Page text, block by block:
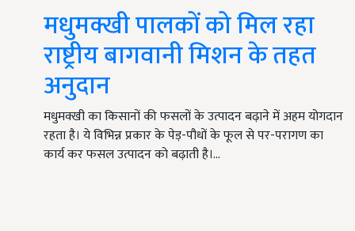
मधुमक्खी पालकों को मिल रहा
राष्ट्रीय बागवानी मिशन के तहत
अनुदान
मधुमक्खी का किसानों की फसलों के उत्पादन बढ़ाने में अहम योगदान
रहता है। ये विभिन्न प्रकार के पेड़-पौधों के फूल से पर-परागण का
कार्य कर फसल उत्पादन को बढ़ाती है।…